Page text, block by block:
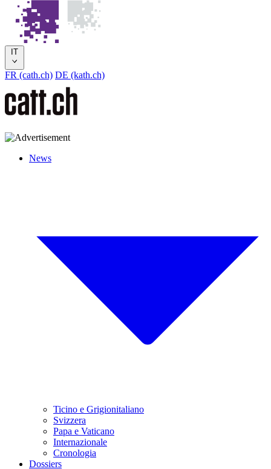
IT
FR (cath.ch) DE (kath.ch)
News
Ticino e Grigionitaliano
Svizzera
Papa e Vaticano
Internazionale
Cronologia
Dossiers